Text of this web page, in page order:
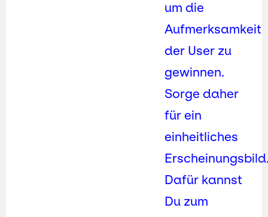
um die
Aufmerksamkeit
der User zu
gewinnen.
Sorge daher
für ein
einheitliches
Dafür kannst
Du zum